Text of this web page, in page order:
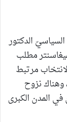
الدكتور
مطلب
مرتبط
نزوح
المدن الكبرى